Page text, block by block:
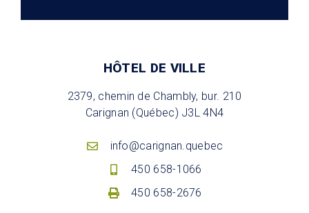
HÔTEL DE VILLE
2379, chemin de Chambly, bur. 210
Carignan (Québec) J3L 4N4
info@carignan.quebec
450 658-1066
450 658-2676